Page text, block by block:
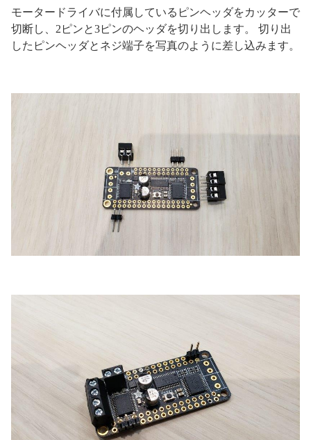
モータードライバに付属しているピンヘッダをカッターで
切断し、2ピンと3ピンのヘッダを切り出します。 切り出
したピンヘッダとネジ端子を写真のように差し込みます。